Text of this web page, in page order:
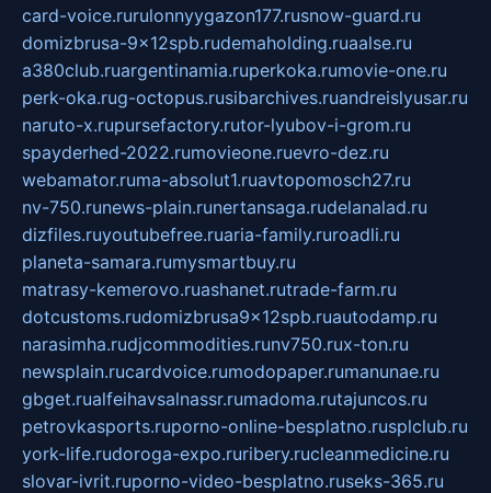
card-voice.rurulonnyygazon177.rusnow-guard.ru
domizbrusa-9x12spb.rudemaholding.ruaalse.ru
a380club.ruargentinamia.ruperkoka.rumovie-one.ru
perk-oka.rug-octopus.rusibarchives.ruandreislyusar.ru
naruto-x.rupursefactory.rutor-lyubov-i-grom.ru
spayderhed-2022.rumovieone.ruevro-dez.ru
webamator.ruma-absolut1.ruavtopomosch27.ru
nv-750.runews-plain.runertansaga.rudelanalad.ru
dizfiles.ruyoutubefree.ruaria-family.ruroadli.ru
planeta-samara.rumysmartbuy.ru
matrasy-kemerovo.ruashanet.rutrade-farm.ru
dotcustoms.rudomizbrusa9x12spb.ruautodamp.ru
narasimha.rudjcommodities.runv750.rux-ton.ru
newsplain.rucardvoice.rumodopaper.rumanunae.ru
gbget.rualfeihavsalnassr.rumadoma.rutajuncos.ru
petrovkasports.ruporno-online-besplatno.rusplclub.ru
york-life.rudoroga-expo.ruribery.rucleanmedicine.ru
slovar-ivrit.ruporno-video-besplatno.ruseks-365.ru